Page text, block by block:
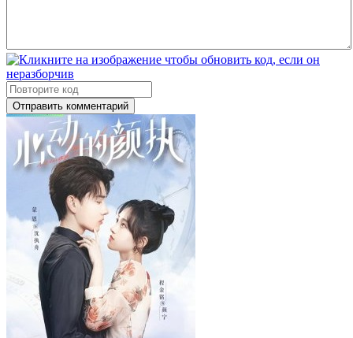
Отправить комментарий